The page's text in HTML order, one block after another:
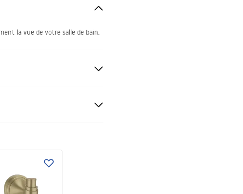
la vue de votre salle de bain.